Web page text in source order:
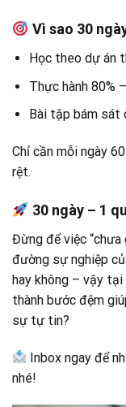
Vì sao 30
Học theo dự án
Thực hành 80%
Bài tập bám sát
Chỉ cần mỗi ngày
rệt.
30 ngày – 1
Đừng để việc “chưa
đường sự nghiệp
hay không – vậy
thành bước đệm
sự tự tin?
Inbox ngay để
nhé!